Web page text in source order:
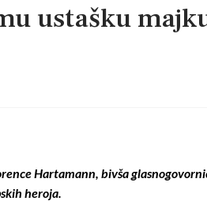
ustašku
Hartamann, bivša
heroja.